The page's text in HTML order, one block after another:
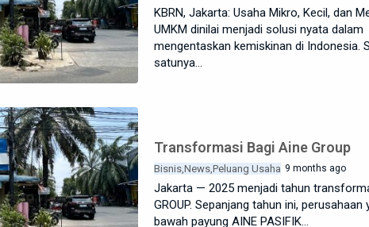
KBRN, Jakarta: Usaha Mikro, Kecil, dan
UMKM dinilai menjadi solusi nyata dalam
mengentaskan kemiskinan di Indonesia.
satunya…
Transformasi Bagi Aine Group
Bisnis News Peluang Usaha 9 months ago
Jakarta — 2025 menjadi tahun
GROUP. Sepanjang tahun ini, perusahaan
bawah payung AINE PASIFIK…